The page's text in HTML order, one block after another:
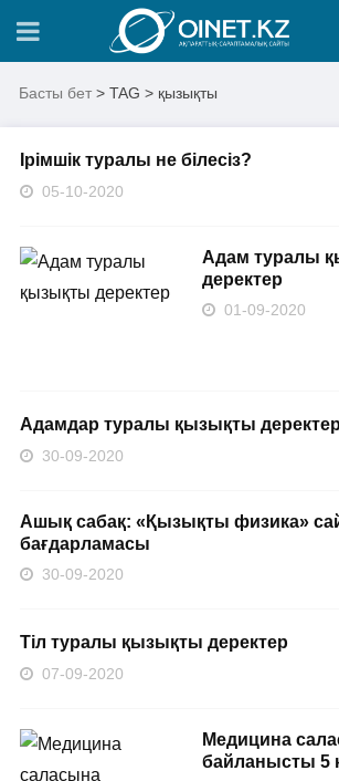
Басты бет > TAG > қызықты
Ірімшік туралы не білесіз?
05-10-2020
Адам туралы
деректер
01-09-2020
Адамдар туралы қызықты деректер
30-09-2020
Ашық сабақ: «Қызықты физика»
бағдарламасы
30-09-2020
Тіл туралы қызықты деректер
07-09-2020
Медицина
байланысты 5